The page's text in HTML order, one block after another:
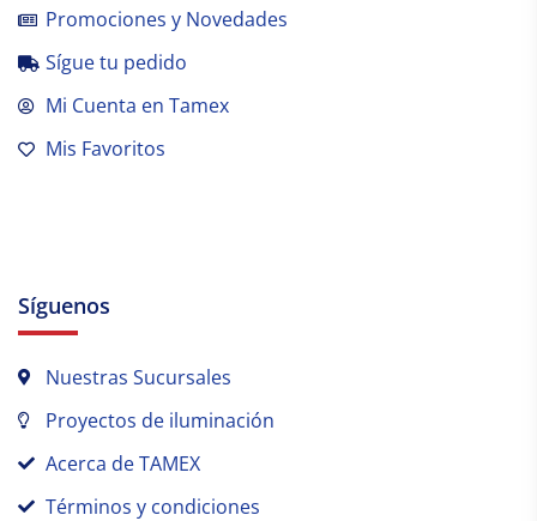
Promociones y Novedades
Sígue tu pedido
Mi Cuenta en Tamex
Mis Favoritos
Síguenos
Nuestras Sucursales
Proyectos de iluminación
Acerca de TAMEX
Términos y condiciones